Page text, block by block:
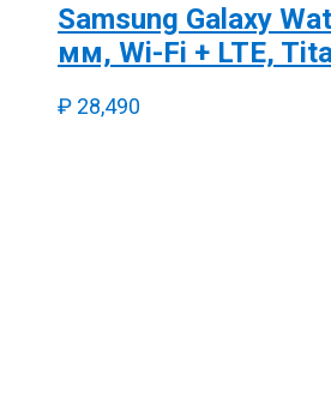
Samsung Galaxy
мм, Wi-Fi + LTE,
₽ 28,490